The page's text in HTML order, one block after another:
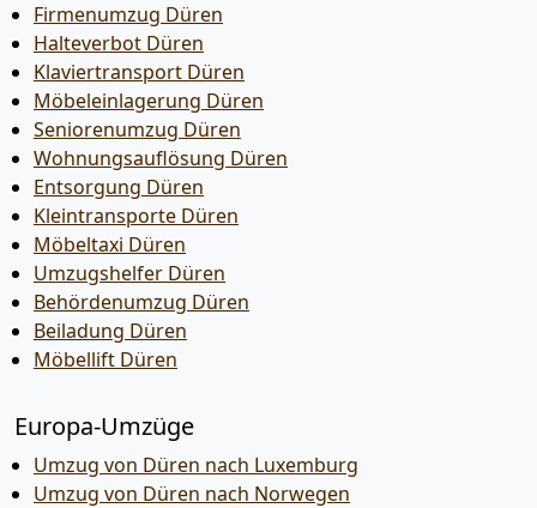
Firmenumzug Düren
Halteverbot Düren
Klaviertransport Düren
Möbeleinlagerung Düren
Seniorenumzug Düren
Wohnungsauflösung Düren
Entsorgung Düren
Kleintransporte Düren
Möbeltaxi Düren
Umzugshelfer Düren
Behördenumzug Düren
Beiladung Düren
Möbellift Düren
Europa-Umzüge
Umzug von Düren nach Luxemburg
Umzug von Düren nach Norwegen